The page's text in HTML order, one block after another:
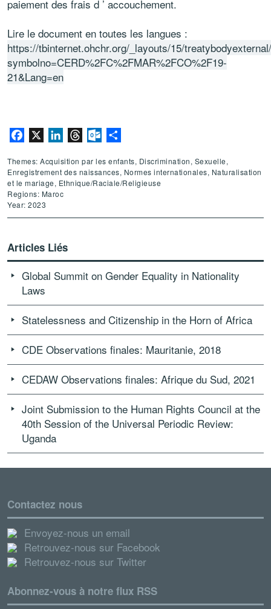
paiement des frais d ’ accouchement.
Lire le document en toutes les langues :
https://tbinternet.ohchr.org/_layouts/15/
symbolno=CERD%2FC%2FMAR%2FCO%2F19-
21&Lang=en
Facebook LinkedInThreadsOutlook.com
Themes: Acquisition par les enfants, Discrimination, Sexuelle,
Enregistrement des naissances, Normes internationales, Naturalisation
et le mariage, Ethnique/Raciale/Religieuse
Regions: Maroc
Year: 2023
Articles Liés
Global Summit on Gender Equality in Nationality
Laws
Statelessness and Citizenship in the Horn of Africa
CDE Observations finales: Mauritanie, 2018
CEDAW Observations finales: Afrique du Sud, 2021
Joint Submission to the Human Rights Council at the
40th Session of the Universal Periodic Review:
Uganda
Contactez nous
Envoyez-nous un email
Retrouvez-nous sur Facebook
Retrouvez-nous sur Twitter
Abonnez-vous à notre flux RSS